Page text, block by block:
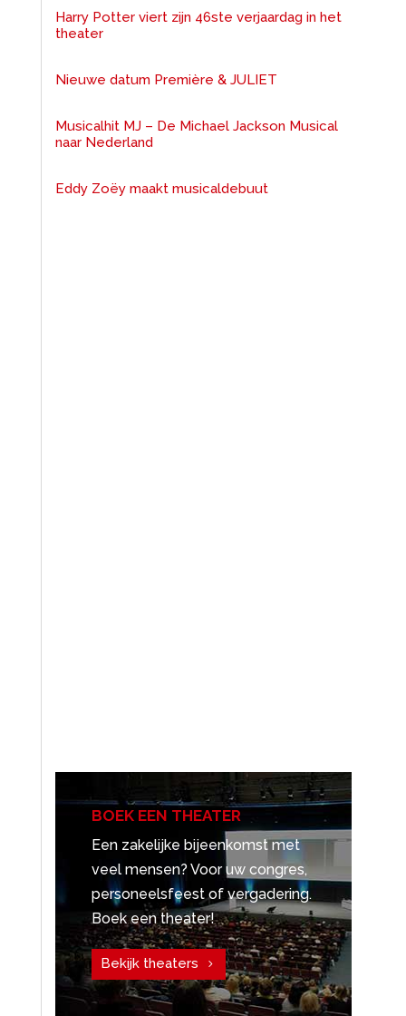
Harry Potter viert zijn 46ste verjaardag in het
theater
Nieuwe datum Première & JULIET
Musicalhit MJ – De Michael Jackson Musical
naar Nederland
Eddy Zoëy maakt musicaldebuut
BOEK EEN THEATER
Een zakelijke bijeenkomst met
veel mensen? Voor uw congres,
personeelsfeest of vergadering.
Boek een theater!
Bekijk theaters